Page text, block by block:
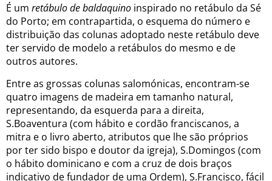
É um retábulo de baldaquino inspirado no retábulo da Sé
do Porto; em contrapartida, o esquema do número e
distribuição das colunas adoptado neste retábulo deve
ter servido de modelo a retábulos do mesmo e de
outros autores.
Entre as grossas colunas salomónicas, encontram-se
quatro imagens de madeira em tamanho natural,
representando, da esquerda para a direita,
S.Boaventura (com hábito e cordão franciscanos, a
mitra e o livro aberto, atributos que lhe são próprios
por ter sido bispo e doutor da igreja), S.Domingos (com
o hábito dominicano e com a cruz de dois braços
indicativo de fundador de uma Ordem), S.Francisco, fácil